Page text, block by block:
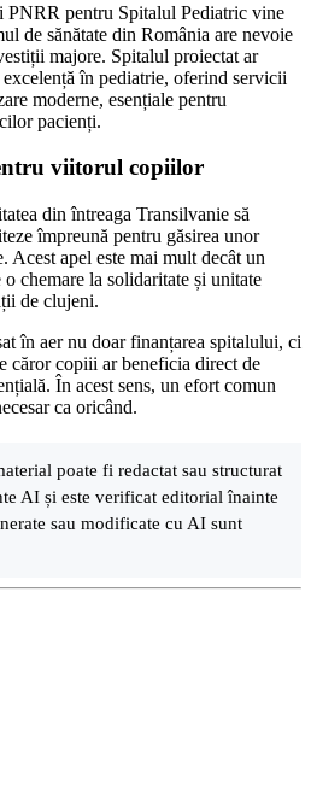
PNRR pentru Spitalul Pediatric vine
de sănătate din România are nevoie
majore. Spitalul proiectat ar
în pediatrie, oferind servicii
moderne, esențiale pentru
pacienți.
viitorul copiilor
din întreaga Transilvanie să
împreună pentru găsirea unor
Acest apel este mai mult decât un
chemare la solidaritate și unitate
de clujeni.
în aer nu doar finanțarea spitalului, ci
căror copiii ar beneficia direct de
În acest sens, un efort comun
ca oricând.
poate fi redactat sau structurat
AI și este verificat editorial înainte
sau modificate cu AI sunt